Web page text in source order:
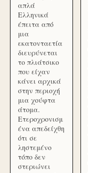
απλά
Ελληνικά
έπειτα από
μια
εκατονταετία
διευρύνεται
το πλιάτσικο
που είχαν
κάνει αρχικά
στην περιοχή
μια χούφτα
άτομα.
Ετεροχρονισμ
ένα απεδείχθη
ότι σε
ληστεμένο
τόπο δεν
στεριώνει